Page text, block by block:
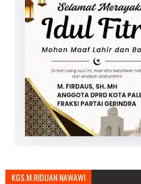
KGS.M.RIDUAN NAWAWI